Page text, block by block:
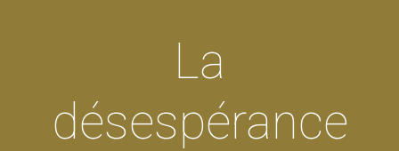
La
désespérance